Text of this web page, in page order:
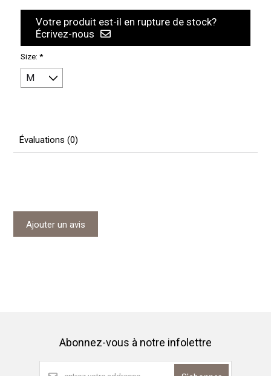
Votre produit est-il en rupture de stock?
Écrivez-nous
Size: *
Évaluations (0)
Ajouter un avis
Abonnez-vous à notre infolettre